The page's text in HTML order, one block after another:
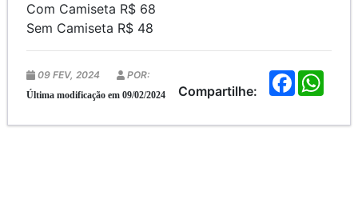
Com Camiseta R$ 68
Sem Camiseta R$ 48
Compartilhe:
F
a
b
s
09 FEV, 2024 POR:
Última modificação em 09/02/2024